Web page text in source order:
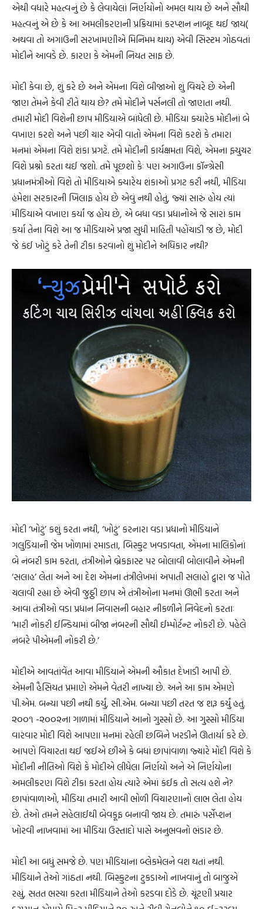
એથી વધારે મહત્વનું છે કે લેવાયેલાં નિર્ણયોનો અમલ થાય છે અને સૌથી
મહત્વનું એ છે કે આ અમલીકરણની પ્રક્રિયામાં કરપ્શન નાબૂદ થઈ જાય(
અથવા તો અગાઉની સરખામણીએ મિનિમમ થાય) એવી સિસ્ટમ ગોઠવતાં
મોદીને આવડે છે. કારણ કે એમની નિયત સાફ છે.
મોદી કેવા છે, શું કરે છે અને એમના વિશે બીજાઓ શું વિચરે છે એની
જાણ તેમને કેવી રીતે થાય છે? તમે મોદીને પર્સનલી તો જાણતા નથી.
તમારી મોદી વિશેની છાપ મીડિયાએ બાંધેલી છે. મીડિયા ક્યારેક મોદીનાં બે
વખાણ કરશે અને પછી ચાર એવી વાતો એમના વિશે કરશે કે તમારા
મનમાં એમના વિશે શંકા પ્રગટે. તમે મોદીની કાર્યક્ષમતા વિશે, એમના ફ્યુચર
વિશે પ્રશ્નો કરતા થઈ જશો. તમે પૂછશો કેઃ પણ અગાઉના કૉન્ગ્રેસી
પ્રધાનમંત્રીઓ વિશે તો મીડિયાએ ક્યારેય શંકાઓ પ્રગટ કરી નથી, મીડિયા
હંમેશા સરકારની ખિલાફ હોય છે એવું નથી હોતું, જ્યાં સારું હોય ત્યાં
મીડિયાએ વખાણ કર્યાં જ હોય છે, એ બધા વડા પ્રધાનોએ જે સારાં કામ
કર્યા તેના વિશે આ જ મીડિયાએ પ્રજા સુધી માહિતી પહોંચાડી જ છે, મોદી
જે કંઈ ખોટું કરે તેની ટીકા કરવાનો શું મોદીને અધિકાર નથી?
મોદી ‘ખોટું’ કશું કરતા નથી, ‘ખોટું’ કરનારા વડા પ્રધાનો મીડિયાને
ગલુડિયાની જેમ ખોળામાં રમાડતા, બિસ્કુટ ખવડાવતા, એમના માલિકોનાં
બે નંબરી કામ કરતા, તંત્રીઓને બ્રેકફાસ્ટ પર બોલાવી બોલાવીને એમની
‘સલાહ’ લેતા અને આ દેશ એમના તંત્રીલેખમાં અપાતી સલાહો દ્વારા જ પોતે
ચલાવી રહ્યા છે એવી જુઠ્ઠી છાપ એ તંત્રીઓના મનમાં ઊભી કરતા અને
આવા તંત્રીઓ વડા પ્રધાન નિવાસની બહાર નીકળીને નિવેદનો કરતાઃ
‘મારી નોકરી ઈન્ડિયામાં બીજા નંબરની સૌથી ઈમ્પોર્ટન્ટ નોકરી છે. પહેલે
નંબરે પીએમની નોકરી છે.’
મોદીએ આવતાંવેંત આવા મીડિયાને એમની ઔકાત દેખાડી આપી છે.
એમની હૈસિયત પ્રમાણે એમને વેતરી નાખ્યા છે. અને આ કામ એમણે
પી.એમ. બન્યા પછી નથી કર્યું, સી.એમ. બન્યા પછી તરત જ શરૂ કર્યું હતું.
૨૦૦૧ -૨૦૦૨ના ગાળામાં મીડિયાને આનો ગુસ્સો છે. આ ગુસ્સો મીડિયા
વારંવાર મોદી વિશે આપણા મનમાં રહેલી છબિને ખરડીને ઊતાર્યા કરે છે.
આપણે વિચારતા થઈ જઈએ છીએ કે બધાં છાપાંવાળા જ્યારે મોદી વિશે કે
મોદીની નીતિઓ વિશે કે મોદીએ લીધેલા નિર્ણયો અને એ નિર્ણયોના
અમલીકરણ વિશે ટીકા કરતા હોય ત્યારે એમાં કંઈક તો સત્ય હશે ને?
છાપાંવાળાઓ, મીડિયા તમારી આવી ભોળી વિચારણાનો લાભ લેતા હોય
છે. તેઓ તમને સહેલાઈથી બેવકૂફ બનાવી જાય છે. તમારું પર્સેપ્શન
ખોરવી નાખવામાં આ મીડિયા ઉસ્તાદો પાસે અનુભવનો ભંડાર છે.
મોદી આ બધું સમજે છે. પણ મીડિયાના બ્લેકમેલને વશ થતાં નથી.
મીડિયાને તેઓ ગાંઠતા નથી. બિસ્કુટના ટુકડાઓ નાખવાનું તો બાજુએ
રહ્યું, સતત ભસ્યા કરતા મીડિયાને તેઓ કરડવા દોડે છે. ચૂંટણી પ્રચાર